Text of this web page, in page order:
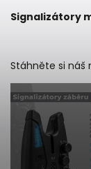
Signalizátory
Stáhněte si náš